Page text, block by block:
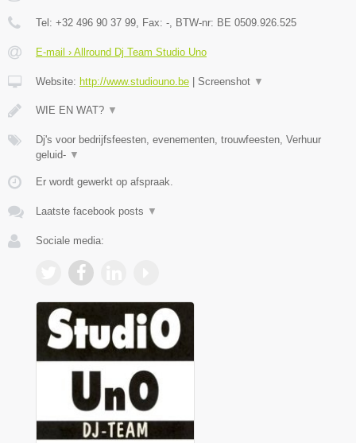
Tel: +32 496 90 37 99 , Fax: - , BTW-nr: BE 0509.926.525
E-mail › Allround Dj Team Studio Uno
Website: http://www.studiouno.be | Screenshot ▼
WIE EN WAT? ▼
Dj's voor bedrijfsfeesten, evenementen, trouwfeesten, Verhuur
geluid- ▼
Er wordt gewerkt op afspraak.
Laatste facebook posts ▼
Sociale media: